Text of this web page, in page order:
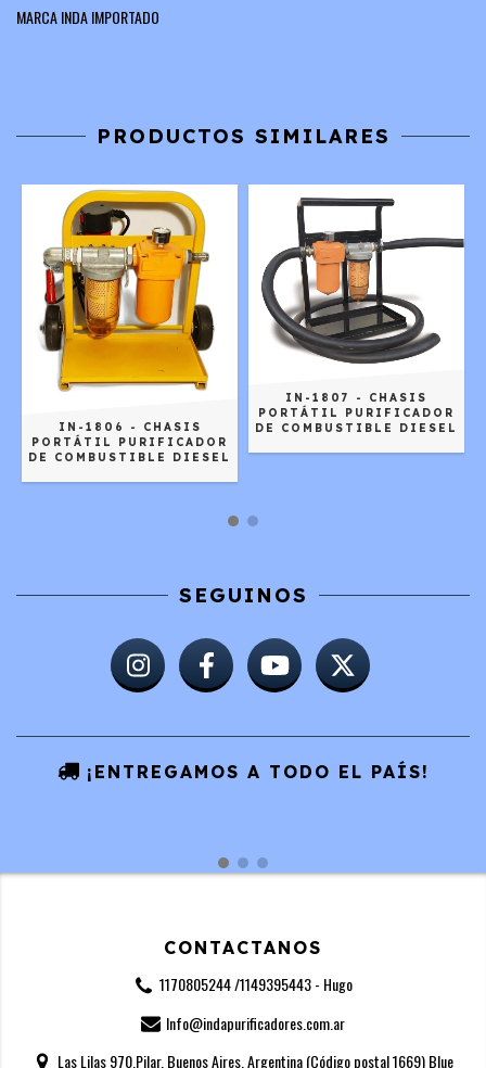
MARCA INDA IMPORTADO
PRODUCTOS SIMILARES
IN-1806 - CHASIS
PORTÁTIL PURIFICADOR
DE COMBUSTIBLE DIESEL
IN-1807 - CHASIS
PORTÁTIL PURIFICADOR
DE COMBUSTIBLE DIESEL
SEGUINOS
¡ENTREGAMOS A TODO EL PAÍS!
CONTACTANOS
1170805244 /1149395443 - Hugo
Info@indapurificadores.com.ar
Las Lilas 970,Pilar, Buenos Aires, Argentina (Código postal 1669) Blue